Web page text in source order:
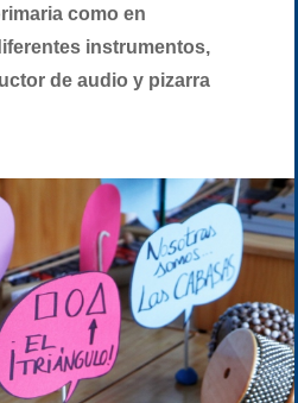
como en
instrumentos,
de audio y pizarra